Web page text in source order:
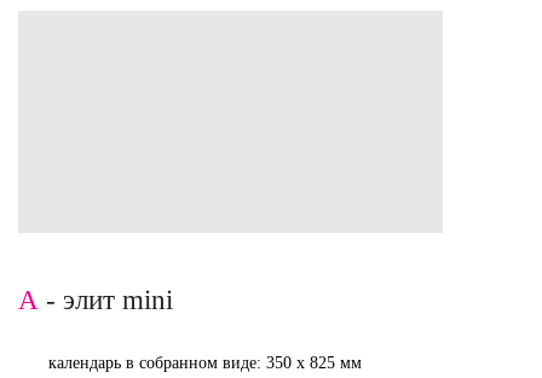
А - элит mini
календарь в собранном виде: 350 х 825 мм